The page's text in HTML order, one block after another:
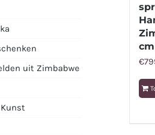
cm
€
uit Zimbabwe